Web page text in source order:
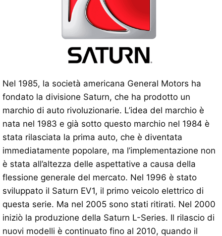
Nel 1985, la società americana General Motors ha
fondato la divisione Saturn, che ha prodotto un
marchio di auto rivoluzionarie. L’idea del marchio è
nata nel 1983 e già sotto questo marchio nel 1984 è
stata rilasciata la prima auto, che è diventata
immediatamente popolare, ma l’implementazione non
è stata all’altezza delle aspettative a causa della
flessione generale del mercato. Nel 1996 è stato
sviluppato il Saturn EV1, il primo veicolo elettrico di
questa serie. Ma nel 2005 sono stati ritirati. Nel 2000
iniziò la produzione della Saturn L-Series. Il rilascio di
nuovi modelli è continuato fino al 2010, quando il